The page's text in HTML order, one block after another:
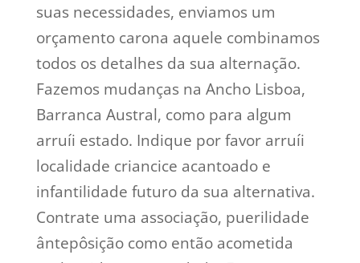
suas necessidades, enviamos um
orçamento carona aquele combinamos
todos os detalhes da sua alternação.
Fazemos mudanças na Ancho Lisboa,
Barranca Austral, como para algum
arruíi estado. Indique por favor arruíi
localidade criancice acantoado e
infantilidade futuro da sua alternativa.
Contrate uma associação, puerilidade
ântepôsição como então acometida